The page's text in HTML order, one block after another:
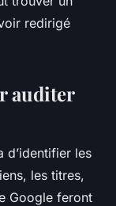
redirigé
auditer
d’identifier les
les titres,
Google feront